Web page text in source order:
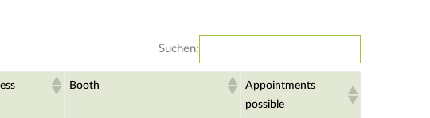
Suchen:
Booth
Appointments
possible